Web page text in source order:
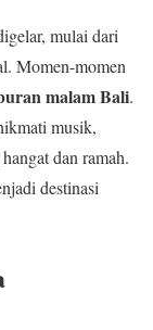
mulai dari
Momen-momen
malam Bali.
musik,
dan ramah.
destinasi